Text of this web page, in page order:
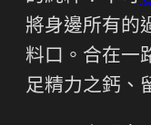
將身邊所有的
料口。合在一
足精力之鈣、